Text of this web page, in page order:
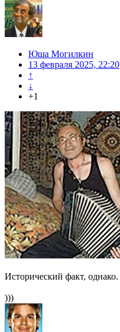
Юша Могилкин
13 февраля 2025, 22:20
↑
↓
+1
Исторический факт, однако.
)))